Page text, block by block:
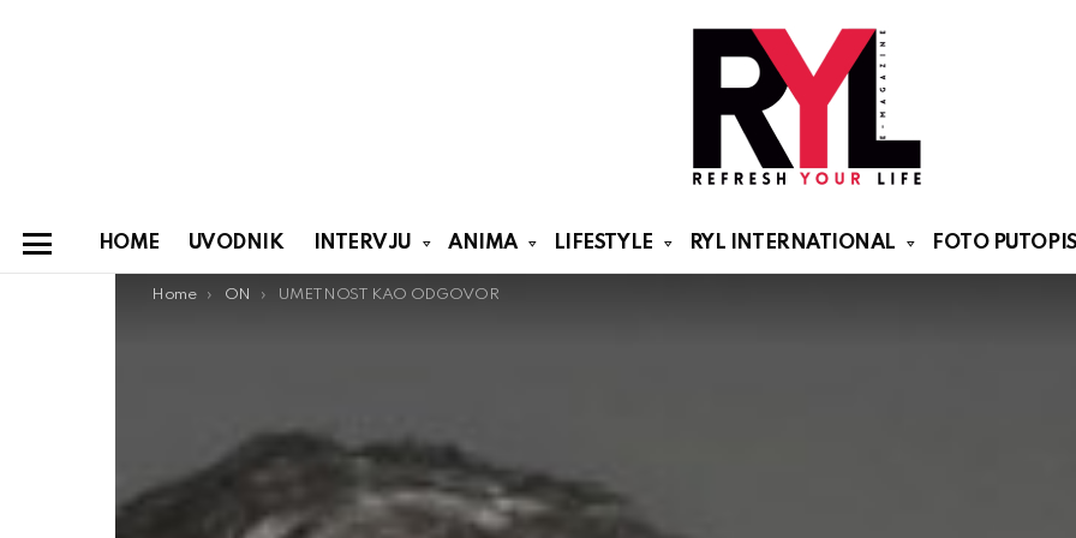
HOME UVODNIK INTERVJU ANIMA LIFESTYLE RYL INTERNATIONAL FOTO PUTOPISI
You are here:
Home ON UMETNOST KAO ODGOVOR